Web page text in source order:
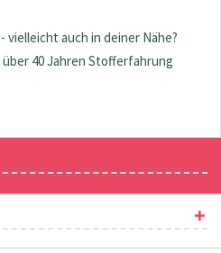
- vielleicht auch in deiner Nähe?
40 Jahren Stofferfahrung